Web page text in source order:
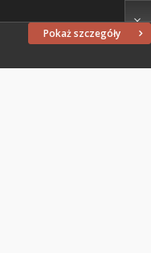
Pokaż szczegóły